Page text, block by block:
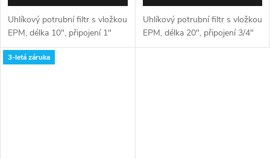
Uhlíkový potrubní filtr s vložkou
EPM, délka 10", připojení 1"
Uhlíkový potrubní filtr s vložkou
EPM, délka 20", připojení 3/4"
3-letá záruka